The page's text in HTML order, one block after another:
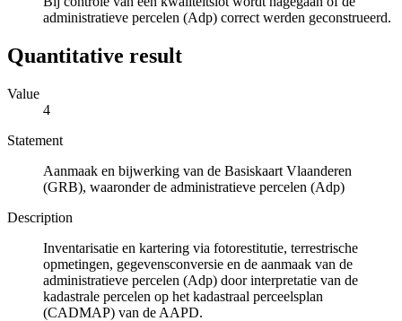
administratieve percelen (Adp) correct werden geconstrueerd.
Quantitative result
Value
4
Statement
Aanmaak en bijwerking van de Basiskaart Vlaanderen
(GRB), waaronder de administratieve percelen (Adp)
Description
Inventarisatie en kartering via fotorestitutie, terrestrische
opmetingen, gegevensconversie en de aanmaak van de
administratieve percelen (Adp) door interpretatie van de
kadastrale percelen op het kadastraal perceelsplan
(CADMAP) van de AAPD.